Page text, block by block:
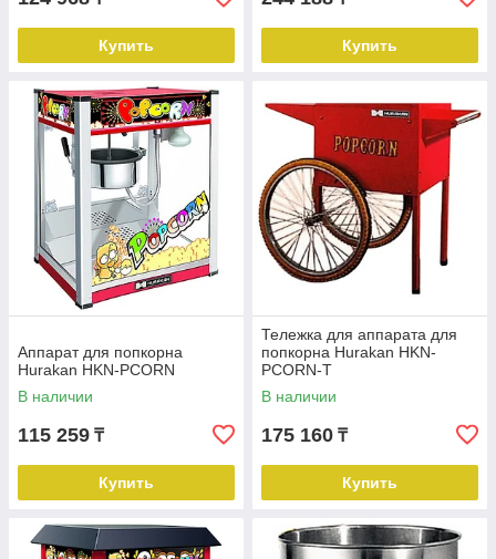
Купить Купить
Аппарат для попкорна
Hurakan HKN-PCORN
В наличии
115 259 ₸
Купить
Тележка для аппарата для
попкорна Hurakan HKN-
PCORN-T
В наличии
175 160 ₸
Купить